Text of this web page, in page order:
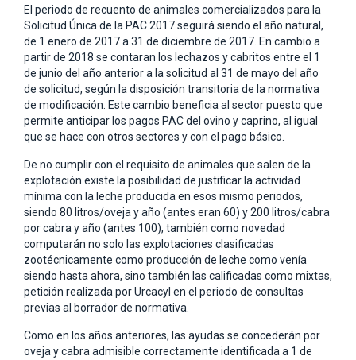
El periodo de recuento de animales comercializados para la
Solicitud Única de la PAC 2017 seguirá siendo el año natural,
de 1 enero de 2017 a 31 de diciembre de 2017. En cambio a
partir de 2018 se contaran los lechazos y cabritos entre el 1
de junio del año anterior a la solicitud al 31 de mayo del año
de solicitud, según la disposición transitoria de la normativa
de modificación. Este cambio beneficia al sector puesto que
permite anticipar los pagos PAC del ovino y caprino, al igual
que se hace con otros sectores y con el pago básico.
De no cumplir con el requisito de animales que salen de la
explotación existe la posibilidad de justificar la actividad
mínima con la leche producida en esos mismo periodos,
siendo 80 litros/oveja y año (antes eran 60) y 200 litros/cabra
por cabra y año (antes 100), también como novedad
computarán no solo las explotaciones clasificadas
zootécnicamente como producción de leche como venía
siendo hasta ahora, sino también las calificadas como mixtas,
petición realizada por Urcacyl en el periodo de consultas
previas al borrador de normativa.
Como en los años anteriores, las ayudas se concederán por
oveja y cabra admisible correctamente identificada a 1 de